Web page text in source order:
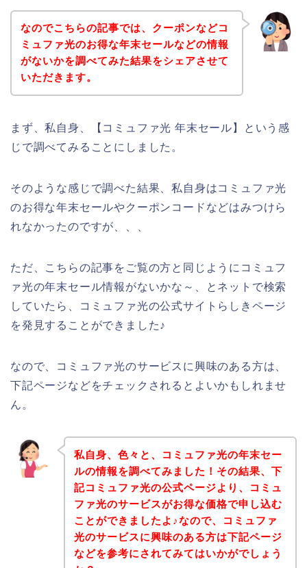
なのでこちらの記事では、クーポンなどコ
ミュファ光のお得な年末セールなどの情報
がないかを調べてみた結果をシェアさせて
いただきます。
まず、私自身、【コミュファ光 年末セール】という感
じで調べてみることにしました。
そのような感じで調べた結果、私自身はコミュファ光
のお得な年末セールやクーポンコードなどはみつけら
れなかったのですが、、、
ただ、こちらの記事をご覧の方と同じようにコミュフ
ァ光の年末セール情報がないかな～、とネットで検索
していたら、コミュファ光の公式サイトらしきページ
を発見することができました♪
なので、コミュファ光のサービスに興味のある方は、
下記ページなどをチェックされるとよいかもしれませ
ん。
私自身、色々と、コミュファ光の年末セー
ルの情報を調べてみました！その結果、下
記コミュファ光の公式ページより、コミュ
ファ光のサービスがお得な価格で申し込む
ことができましたよ♪なので、コミュファ
光のサービスに興味のある方は下記ページ
などを参考にされてみてはいかがでしょう